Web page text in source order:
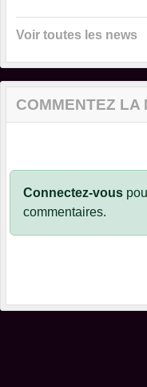
Voir toutes les news
COMMENTEZ LA
Connectez-vous
commentaires.